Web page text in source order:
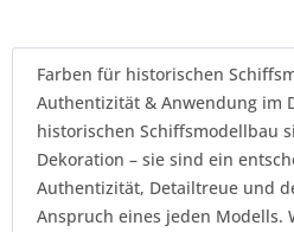
Farben für historischen
Authentizität & Anwendung im
historischen Schiffsmodellbau
Dekoration – sie sind ein
Authentizität, Detailtreue und
Anspruch eines jeden Modells.